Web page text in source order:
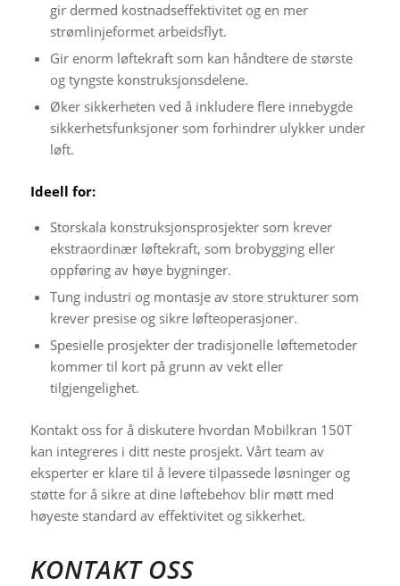
gir dermed kostnadseffektivitet og en mer
strømlinjeformet arbeidsflyt.
Gir enorm løftekraft som kan håndtere de største
og tyngste konstruksjonsdelene.
Øker sikkerheten ved å inkludere flere innebygde
sikkerhetsfunksjoner som forhindrer ulykker under
løft.
Ideell for:
Storskala konstruksjonsprosjekter som krever
ekstraordinær løftekraft, som brobygging eller
oppføring av høye bygninger.
Tung industri og montasje av store strukturer som
krever presise og sikre løfteoperasjoner.
Spesielle prosjekter der tradisjonelle løftemetoder
kommer til kort på grunn av vekt eller
tilgjengelighet.
Kontakt oss for å diskutere hvordan Mobilkran 150T
kan integreres i ditt neste prosjekt. Vårt team av
eksperter er klare til å levere tilpassede løsninger og
støtte for å sikre at dine løftebehov blir møtt med
høyeste standard av effektivitet og sikkerhet.
KONTAKT OSS